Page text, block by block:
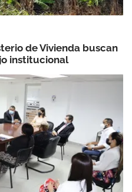
de Vivienda buscan
institucional